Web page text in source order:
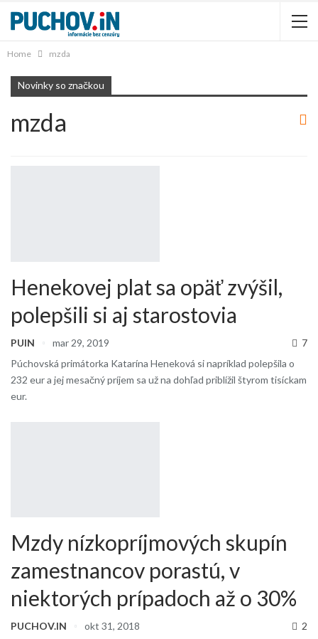
Home mzda
Novinky so značkou
mzda
Henekovej plat sa opäť zvýšil,
polepšili si aj starostovia
PUIN mar 29, 2019
7
Púchovská primátorka Katarína Heneková si napríklad polepšila o
232 eur a jej mesačný príjem sa už na dohľad priblížil štyrom tisíckam
eur.
Mzdy nízkopríjmových skupín
zamestnancov porastú, v
niektorých prípadoch až o 30%
PUCHOV.IN okt 31, 2018
2